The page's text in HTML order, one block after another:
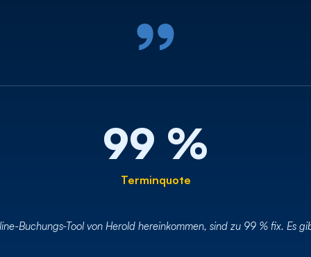
99 %
Terminquote
Buchungs-Tool von Herold hereinkommen, sind zu 99 % fix. Es